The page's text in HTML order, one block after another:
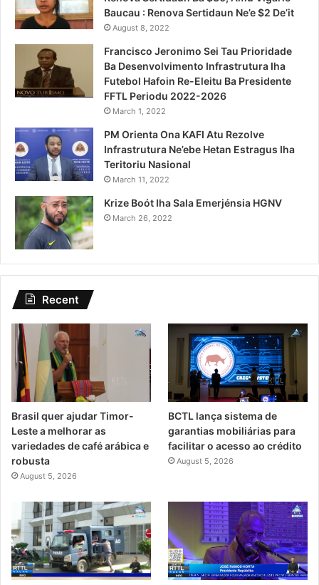
Baucau : Renova Sertidaun Ne’e $2 De’it
August 8, 2022
Francisco Jeronimo Sei Tau Prioridade
Ba Desenvolvimento Infrastrutura Iha
Futebol Hafoin Re-Eleitu Ba Presidente
FFTL Periodu 2022-2026
March 1, 2022
PM Orienta Ona KAFI Atu Rezolve
Infrastrutura Ne’ebe Hetan Estragus Iha
Teritoriu Nasional
March 11, 2022
Krize Boót Iha Sala Emerjénsia HGNV
March 26, 2022
Recent
Brasil quer ajudar Timor-
Leste a melhorar as
variedades de café arábica e
robusta
August 5, 2026
BCTL lança sistema de
garantias mobiliárias para
facilitar o acesso ao crédito
August 5, 2026